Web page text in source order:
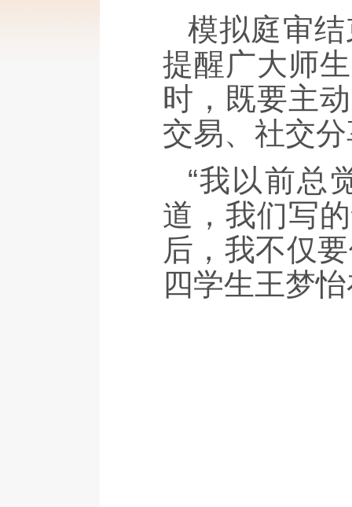
模拟庭审
提醒广大师
时，既要主
交易、社交
“我以前总
道，我们写
后，我不仅
四学生王梦